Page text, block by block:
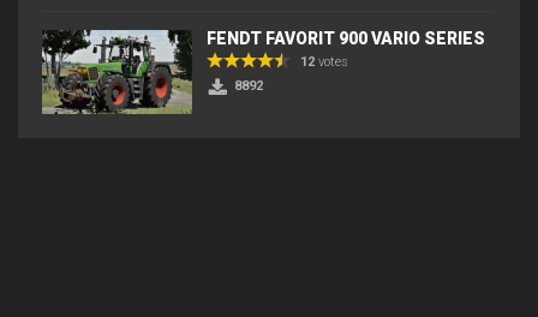
FENDT FAVORIT 900 VARIO SERIES
12 votes
8892